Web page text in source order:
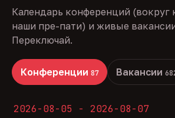
Календарь конференций (вокруг
наши пре-пати) и живые
Переключай.
Конференции 87 Вакансии
2026-08-05 - 2026-08-07